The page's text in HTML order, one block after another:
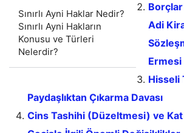
Sınırlı Ayni Haklar Nedir?
Sınırlı Ayni Hakların
Konusu ve Türleri
Nelerdir?
Borçlar
Adi
Ermesi
Hisseli
Paydaşlıktan Çıkarma Davası
Cins Tashihi (Düzeltmesi) ve